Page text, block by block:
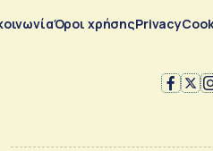
Όροι χρήσηςPrivacy